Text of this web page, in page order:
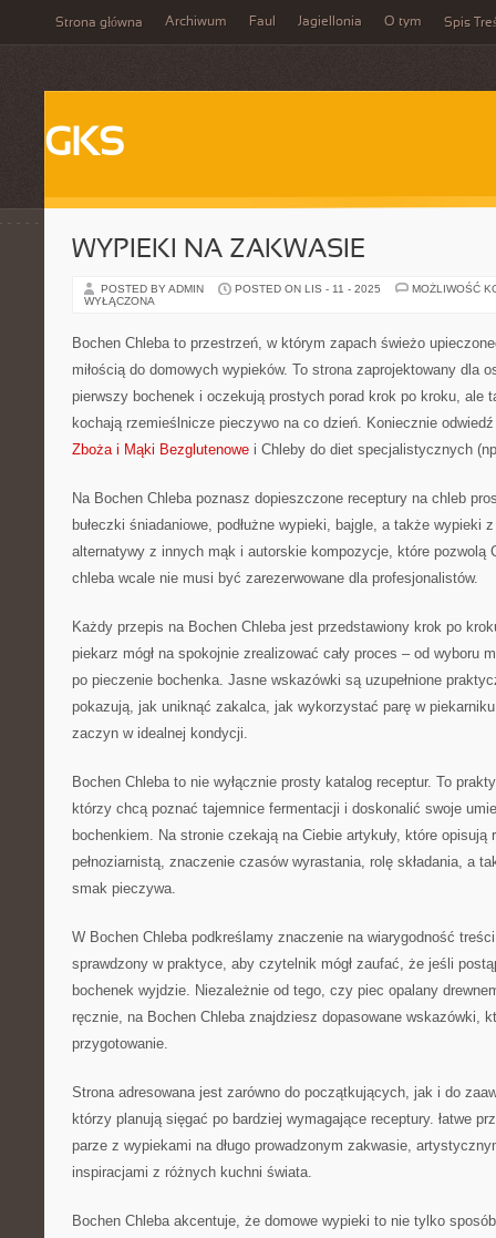
Strona główna Archiwum Faul Jagiellonia O tym Spis
GKS
WYPIEKI NA ZAKWASIE
POSTED BY ADMIN POSTED ON LIS - 11 - 2025
MOŻLIWOŚĆ
WYŁĄCZONA
Bochen Chleba to przestrzeń, w którym zapach świeżo
miłością do domowych wypieków. To strona zaprojektowany dla
pierwszy bochenek i oczekują prostych porad krok po kroku, ale
kochają rzemieślnicze pieczywo na co dzień. Koniecznie
Zboża i Mąki Bezglutenowe i Chleby do diet specjalistycznych
Na Bochen Chleba poznasz dopieszczone receptury na chleb
bułeczki śniadaniowe, podłużne wypieki, bajgle, a także wypieki
alternatywy z innych mąk i autorskie kompozycje, które pozwolą
chleba wcale nie musi być zarezerwowane dla profesjonalistów.
Każdy przepis na Bochen Chleba jest przedstawiony krok po
piekarz mógł na spokojnie zrealizować cały proces – od wyboru
po pieczenie bochenka. Jasne wskazówki są uzupełnione
pokazują, jak uniknąć zakalca, jak wykorzystać parę w
zaczyn w idealnej kondycji.
Bochen Chleba to nie wyłącznie prosty katalog receptur. To
którzy chcą poznać tajemnice fermentacji i doskonalić swoje
bochenkiem. Na stronie czekają na Ciebie artykuły, które opisują
pełnoziarnistą, znaczenie czasów wyrastania, rolę składania, a
smak pieczywa.
W Bochen Chleba podkreślamy znaczenie na wiarygodność
sprawdzony w praktyce, aby czytelnik mógł zaufać, że jeśli
bochenek wyjdzie. Niezależnie od tego, czy piec opalany
ręcznie, na Bochen Chleba znajdziesz dopasowane wskazówki,
przygotowanie.
Strona adresowana jest zarówno do początkujących, jak i do
którzy planują sięgać po bardziej wymagające receptury. łatwe
parze z wypiekami na długo prowadzonym zakwasie,
inspiracjami z różnych kuchni świata.
Bochen Chleba akcentuje, że domowe wypieki to nie tylko